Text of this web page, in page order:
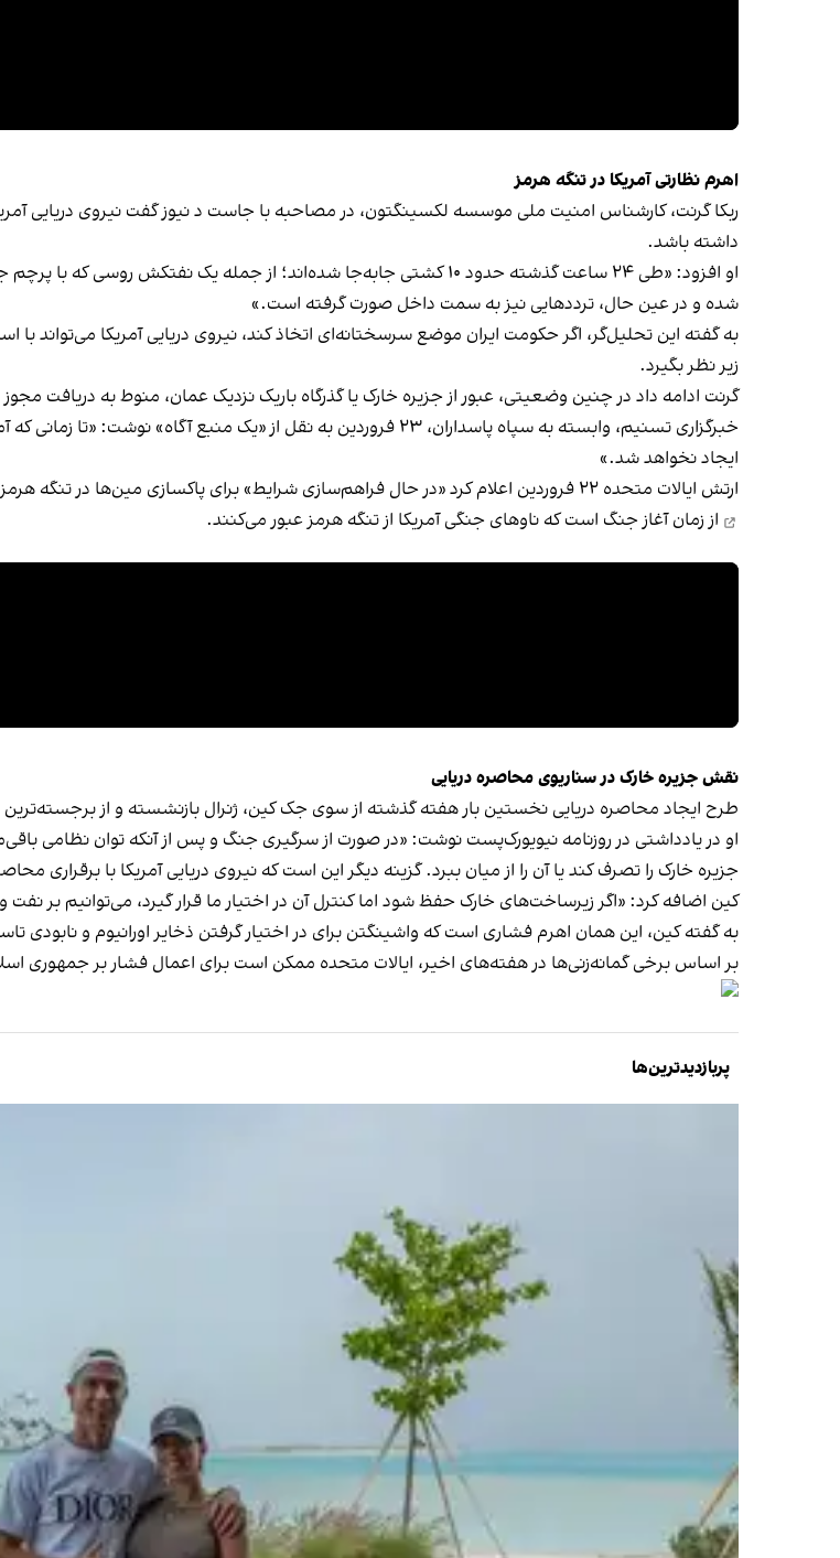
اهرم نظارتی آمریکا در تنگه هرمز
ربکا گرنت، کارشناس امنیت ملی موسسه لکسینگتون، در مصاحبه با جاست د نیوز گفت نیروی دریایی
داشته باشد.
او افزود: «طی ۲۴ ساعت گذشته حدود ۱۰ کشتی جابه‌جا شده‌اند؛ از جمله یک
شده و در عین حال، ترددهایی نیز به سمت داخل صورت گرفته است.»
به گفته این تحلیل‌گر، اگر حکومت ایران موضع سرسختانه‌ای اتخاذ کند، نیروی دریایی آمریکا می‌تواند با
زیر نظر بگیرد.
گرنت ادامه داد در چنین وضعیتی، عبور از جزیره خارک یا گذرگاه باریک نزدیک عمان، منوط به دریافت
خبرگزاری تسنیم، وابسته به سپاه پاسداران، ۲۳ فروردین به نقل از «یک
ایجاد نخواهد شد.»
ارتش ایالات متحده ۲۲ فروردین اعلام کرد «در حال فراهم‌سازی شرایط» برای پاکسازی مین‌ها در تنگه هرمز است و دو ناو جنگی آمریکا از این آبراه کلیدی عبور کرده‌اند. این
از زمان آغاز جنگ است که ناوهای جنگی آمریکا از تنگه هرمز عبور می‌کنند.
‫نقش جزیره خارک در سناریوی محاصره دریایی
طرح ایجاد محاصره دریایی نخستین ‌بار هفته گذشته از سوی جک کین، ژنرال بازنشسته و از
‫او در یادداشتی در روزنامه نیویورک‌پست نوشت: «در صورت از سرگیری جنگ و پس از آنکه توان نظامی
جزیره خارک را تصرف کند یا آن را از میان ببرد. گزینه دیگر این است که نیروی دریایی آمریکا با برقراری
کین اضافه کرد: «اگر زیرساخت‌های خارک حفظ شود اما کنترل آن در اختیار ما قرار گیرد، می‌توانیم بر نفت
به گفته کین، این همان اهرم فشاری است که واشینگتن برای در اختیار گرفتن ذخایر اورانیوم و نابودی
بر اساس برخی گمانه‌زنی‌ها در هفته‌های اخیر، ایالات متحده ممکن است برای اعمال فشار بر جمهوری
پربازدیدترین‌ها